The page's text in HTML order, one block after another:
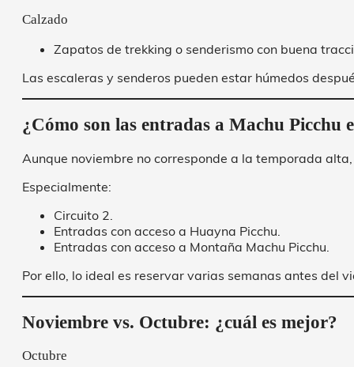
Calzado
Zapatos de trekking o senderismo con buena
Las escaleras y senderos pueden estar húmedos
¿Cómo son las entradas a Machu Picchu
Aunque noviembre no corresponde a la temporada
Especialmente:
Circuito 2.
Entradas con acceso a Huayna Picchu.
Entradas con acceso a Montaña Machu Picchu.
Por ello, lo ideal es reservar varias semanas antes del
Noviembre vs. Octubre: ¿cuál es mejor?
Octubre